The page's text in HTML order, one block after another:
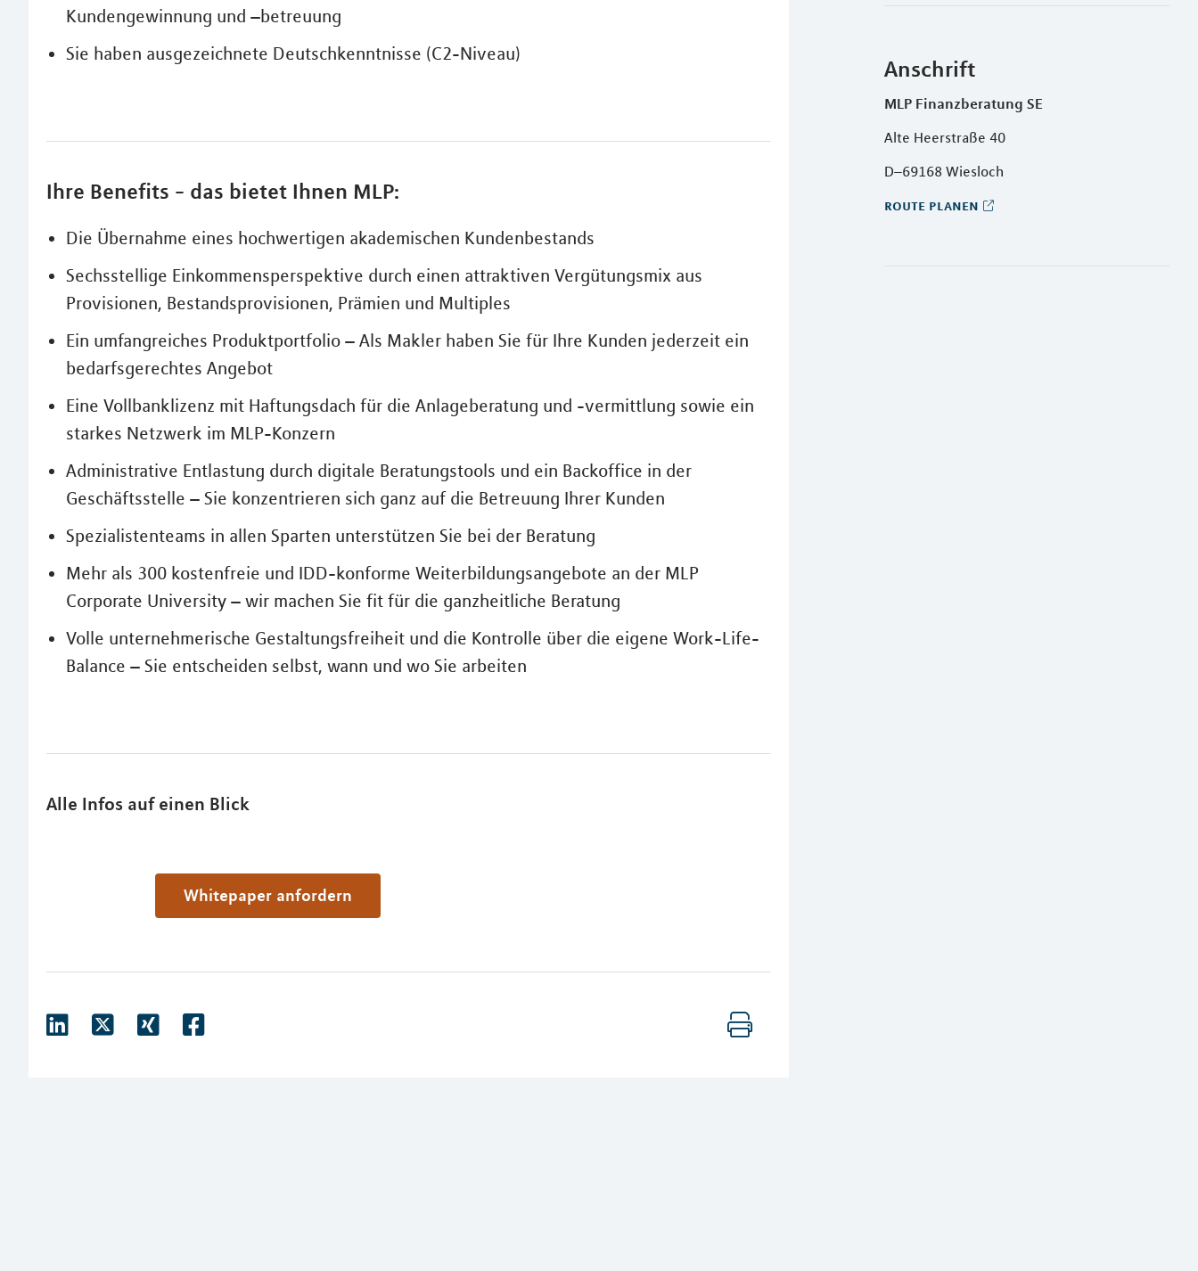
Anschrift
MLP Finanzberatung SE
Alte Heerstraße 40
D–69168 Wiesloch
route planen
Kundengewinnung und –betreuung
Sie haben ausgezeichnete Deutschkenntnisse (C2-Niveau)
Ihre Benefits - das bietet Ihnen MLP:
Die Übernahme eines hochwertigen akademischen Kundenbestands
Sechsstellige Einkommensperspektive durch einen attraktiven Vergütungsmix aus
Provisionen, Bestandsprovisionen, Prämien und Multiples
Ein umfangreiches Produktportfolio – Als Makler haben Sie für Ihre Kunden jederzeit ein
bedarfsgerechtes Angebot
Eine Vollbanklizenz mit Haftungsdach für die Anlageberatung und -vermittlung sowie ein
starkes Netzwerk im MLP-Konzern
Administrative Entlastung durch digitale Beratungstools und ein Backoffice in der
Geschäftsstelle – Sie konzentrieren sich ganz auf die Betreuung Ihrer Kunden
Spezialistenteams in allen Sparten unterstützen Sie bei der Beratung
Mehr als 300 kostenfreie und IDD-konforme Weiterbildungsangebote an der MLP
Corporate University – wir machen Sie fit für die ganzheitliche Beratung
Volle unternehmerische Gestaltungsfreiheit und die Kontrolle über die eigene Work-Life-
Balance – Sie entscheiden selbst, wann und wo Sie arbeiten
Alle Infos auf einen Blick
Whitepaper anfordern